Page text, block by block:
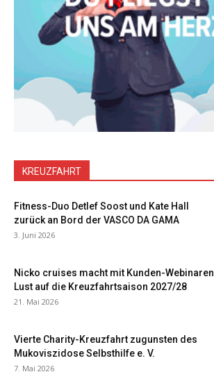
KREUZFAHRT
Fitness-Duo Detlef Soost und Kate Hall
zurück an Bord der VASCO DA GAMA
3. Juni 2026
Nicko cruises macht mit Kunden-Webinaren
Lust auf die Kreuzfahrtsaison 2027/28
21. Mai 2026
Vierte Charity-Kreuzfahrt zugunsten des
Mukoviszidose Selbsthilfe e. V.
7. Mai 2026